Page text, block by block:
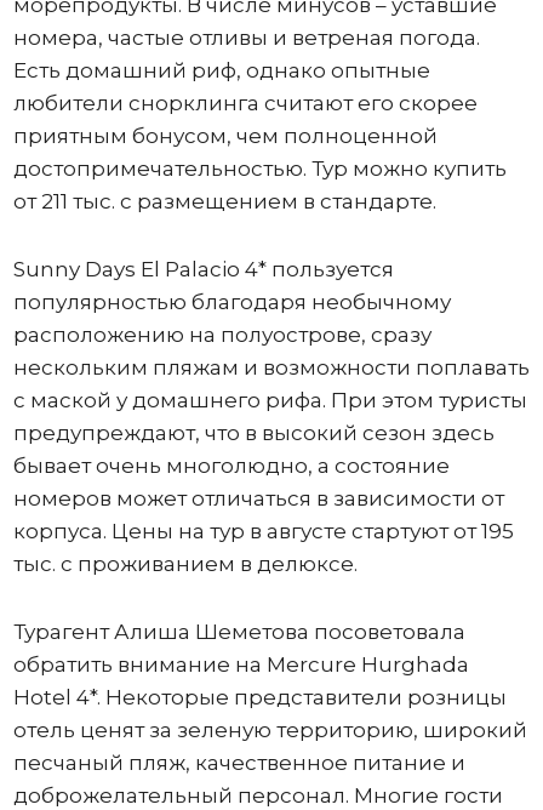
морепродукты. В числе минусов – уставшие
номера, частые отливы и ветреная погода.
Есть домашний риф, однако опытные
любители снорклинга считают его скорее
приятным бонусом, чем полноценной
достопримечательностью. Тур можно купить
от 211 тыс. с размещением в стандарте.
Sunny Days El Palacio 4* пользуется
популярностью благодаря необычному
расположению на полуострове, сразу
нескольким пляжам и возможности поплавать
с маской у домашнего рифа. При этом туристы
предупреждают, что в высокий сезон здесь
бывает очень многолюдно, а состояние
номеров может отличаться в зависимости от
корпуса. Цены на тур в августе стартуют от 195
тыс. с проживанием в делюксе.
Турагент Алиша Шеметова посоветовала
обратить внимание на Mercure Hurghada
Hotel 4*. Некоторые представители розницы
отель ценят за зеленую территорию, широкий
песчаный пляж, качественное питание и
доброжелательный персонал. Многие гости